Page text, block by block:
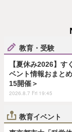
教育・受験
【夏休み2026】す
ベント情報おまと
15開催＞
2026.8.7 Fri 19:45
教育イベント